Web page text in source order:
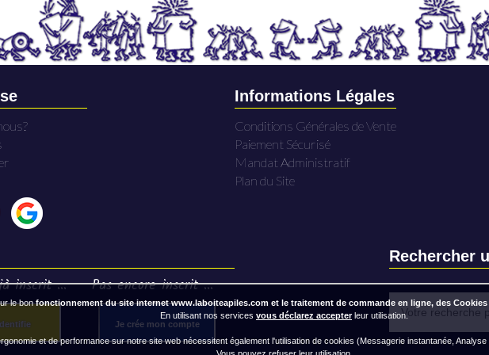
Informations Légales
Conditions Générales de Vente
Paiement Sécurisé
Mandat Administratif
Plan du Site
inscrit ... Pas encore inscrit ...
Je crée mon compte
Rechercher
le bonfonctionnement du site internet www.laboiteapiles.com et le traitement de commande en ligne, des Cookies
En utilisant nos services vous déclarez accepterleur utilisation.
et de performance sur notre site web nécessitent également l'utilisation de cookies (Messagerie instantanée,